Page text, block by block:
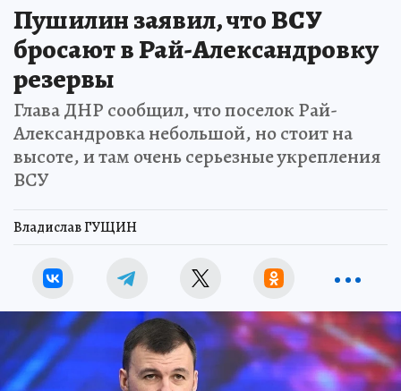
Пушилин заявил, что ВСУ
бросают в Рай-Александровку
резервы
Глава ДНР сообщил, что поселок Рай-
Александровка небольшой, но стоит на
высоте, и там очень серьезные укрепления
ВСУ
Владислав ГУЩИН